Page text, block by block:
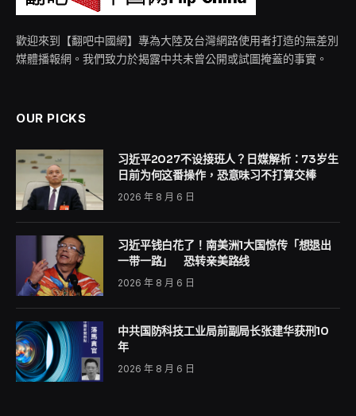
歡迎來到【翻吧中國網】專為大陸及台灣網路使用者打造的無差別
媒體播報網。我們致力於揭露中共未曾公開或試圖掩蓋的事實。
OUR PICKS
习近平2027不设接班人？日媒解析：73岁生
日前为何这番操作，恐意味习不打算交棒
2026 年 8 月 6 日
习近平钱白花了！南美洲1大国惊传「想退出
一带一路」 恐转亲美路线
2026 年 8 月 6 日
中共国防科技工业局前副局长张建华获刑10
年
2026 年 8 月 6 日